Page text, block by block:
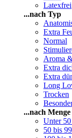
Latexfrei
...nach Typ
Extra
Normal
Aroma
Extra
Extra
Long
Trocken
...nach Menge
Unter
50 bis